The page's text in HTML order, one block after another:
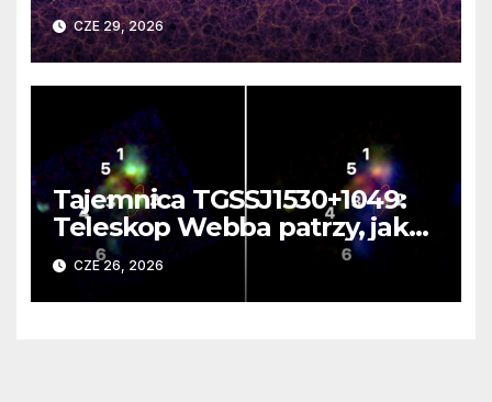
DESI burzą fundamentalne
zasady kosmologii
CZE 29, 2026
Tajemnica TGSSJ1530+1049:
Teleskop Webba patrzy, jak
rodzi się supergalaktyka i
monstrualna czarna dziura
CZE 26, 2026